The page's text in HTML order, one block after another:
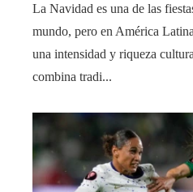
La Navidad es una de las
mundo, pero en América
una intensidad y riqueza
combina tradi...